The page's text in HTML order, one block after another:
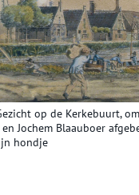
op de Kerkebuurt,
Jochem Blaauboer
hondje